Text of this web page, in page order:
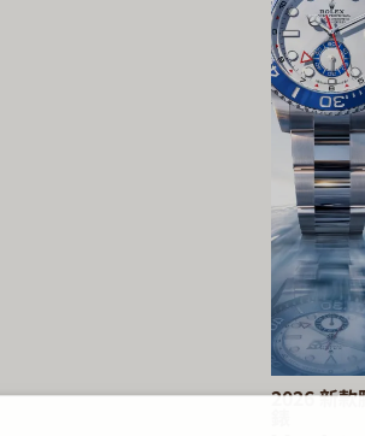
2026 新款